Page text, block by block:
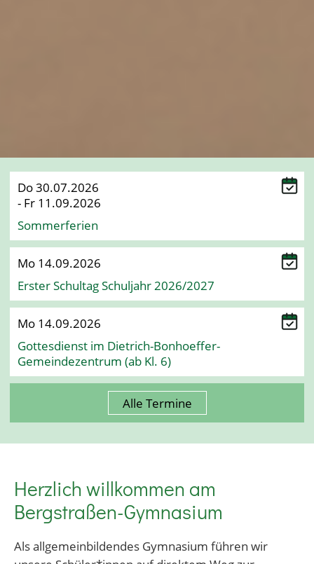
Do 30.07.2026
- Fr 11.09.2026
Sommerferien
Mo 14.09.2026
Erster Schultag Schuljahr 2026/2027
Mo 14.09.2026
Gottesdienst im Dietrich-Bonhoeffer-
Gemeindezentrum (ab Kl. 6)
Alle Termine
Herzlich willkommen am
Bergstraßen-Gymnasium
Als allgemeinbildendes Gymnasium führen wir